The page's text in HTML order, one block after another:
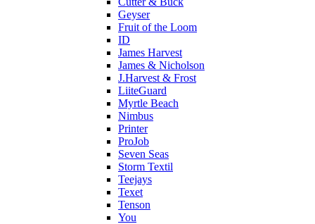
Geyser
Fruit of the Loom
ID
James Harvest
James & Nicholson
J.Harvest & Frost
LiiteGuard
Myrtle Beach
Nimbus
Printer
ProJob
Seven Seas
Storm Textil
Teejays
Texet
Tenson
You